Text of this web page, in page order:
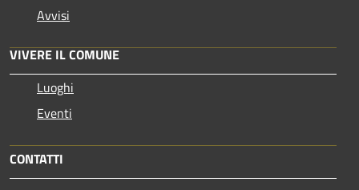
Avvisi
VIVERE IL COMUNE
Luoghi
Eventi
CONTATTI